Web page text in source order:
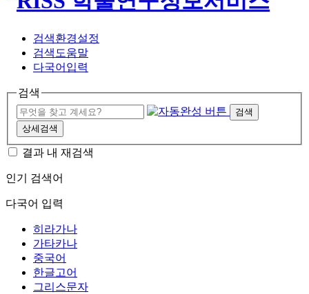
검색환경설정
검색도움말
다국어입력
검색
검색
상세검색
결과 내 재검색
인기 검색어
다국어 입력
히라가나
가타카나
중국어
한글고어
그리스문자